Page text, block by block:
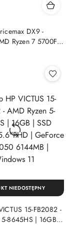
DX9 -
Ryzen 7 5700F |
5050 8GB | Win
15-FB2082 -
8645HS | 16GB |
NIEDOSTĘPNY